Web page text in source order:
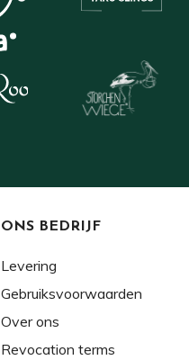
ONS BEDRIJF
Levering
Gebruiksvoorwaarden
Over ons
Revocation terms